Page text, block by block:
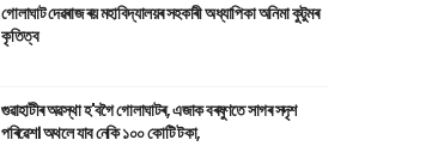
গোলাঘাট দেৱৰাজ ৰয় মহাবিদ্যালয়ৰ সহকাৰী অধ্যাপিকা অনিমা কুটুমৰ
কৃতিত্ব
গুৱাহাটীৰ অৱস্থা হ'বগৈ গোলাঘাটৰ, এজাক বৰষুণতে সাগৰ সদৃশ
পৰিৱেশ। অথলে যাব নেকি ১০০ কোটি টকা,